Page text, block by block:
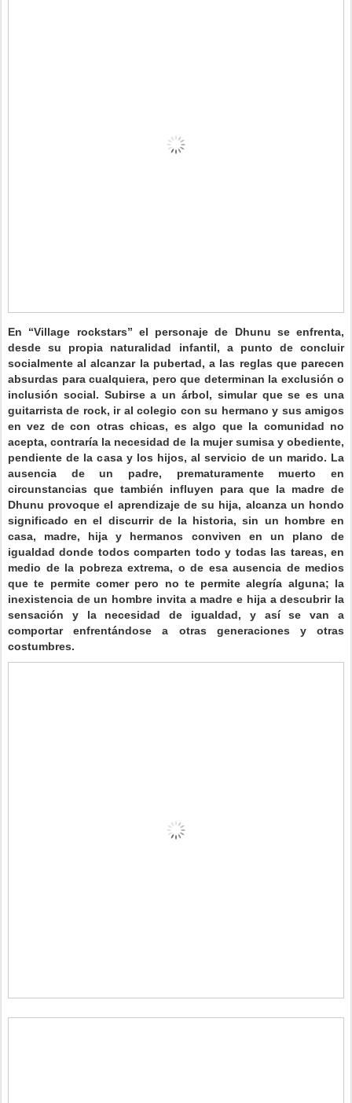
En “Village rockstars” el personaje de Dhunu se enfrenta,
desde su propia naturalidad infantil, a punto de concluir
socialmente al alcanzar la pubertad, a las reglas que parecen
absurdas para cualquiera, pero que determinan la exclusión o
inclusión social. Subirse a un árbol, simular que se es una
guitarrista de rock, ir al colegio con su hermano y sus amigos
en vez de con otras chicas, es algo que la comunidad no
acepta, contraría la necesidad de la mujer sumisa y obediente,
pendiente de la casa y los hijos, al servicio de un marido. La
ausencia de un padre, prematuramente muerto en
circunstancias que también influyen para que la madre de
Dhunu provoque el aprendizaje de su hija, alcanza un hondo
significado en el discurrir de la historia, sin un hombre en
casa, madre, hija y hermanos conviven en un plano de
igualdad donde todos comparten todo y todas las tareas, en
medio de la pobreza extrema, o de esa ausencia de medios
que te permite comer pero no te permite alegría alguna; la
inexistencia de un hombre invita a madre e hija a descubrir la
sensación y la necesidad de igualdad, y así se van a
comportar enfrentándose a otras generaciones y otras
costumbres.